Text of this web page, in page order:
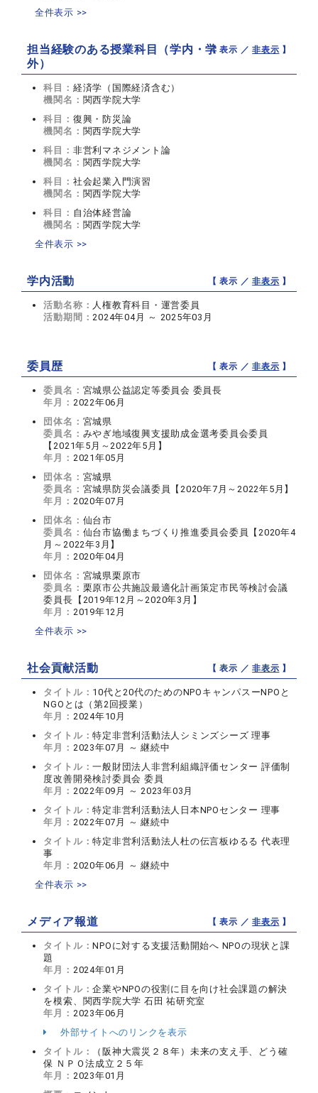
全件表示 >>
担当経験のある授業科目（学内・学
外）
【 表示 ／非表示 】
科目： 経済学（国際経済含む）
機関名： 関西学院大学
科目： 復興・防災論
機関名： 関西学院大学
科目： 非営利マネジメント論
機関名： 関西学院大学
科目： 社会起業入門演習
機関名： 関西学院大学
科目： 自治体経営論
機関名： 関西学院大学
全件表示 >>
学内活動 【 表示 ／非表示 】
活動名称： 人権教育科目・運営委員
活動期間：2024年04月 ～ 2025年03月
委員歴 【 表示 ／非表示 】
委員名： 宮城県公益認定等委員会 委員長
年月： 2022年06月
団体名： 宮城県
委員名： みやぎ地域復興支援助成金選考委員会委員
【2021年5月～2022年5月】
年月： 2021年05月
団体名： 宮城県
委員名： 宮城県防災会議委員【2020年7月～2022年5月】
年月： 2020年07月
団体名： 仙台市
委員名： 仙台市協働まちづくり推進委員会委員【2020年4
月～2022年3月】
年月： 2020年04月
団体名： 宮城県栗原市
委員名： 栗原市公共施設最適化計画策定市民等検討会議
委員長【2019年12月～2020年3月】
年月： 2019年12月
全件表示 >>
社会貢献活動 【 表示 ／非表示 】
タイトル： 10代と20代のためのNPOキャンパスーNPOと
NGOとは（第2回授業）
年月： 2024年10月
タイトル：特定非営利活動法人シミンズシーズ 理事
年月： 2023年07月 ～ 継続中
タイトル：一般財団法人非営利組織評価センター 評価制
度改善開発検討委員会 委員
年月： 2022年09月 ～ 2023年03月
タイトル：特定非営利活動法人日本NPOセンター 理事
年月： 2022年07月 ～ 継続中
タイトル：特定非営利活動法人杜の伝言板ゆるる 代表理
事
年月： 2020年06月 ～ 継続中
全件表示 >>
メディア報道 【 表示 ／非表示 】
タイトル：NPOに対する支援活動開始へ NPOの現状と課
題
年月： 2024年01月
タイトル：企業やNPOの役割に目を向け社会課題の解決
を模索、関西学院大学 石田 祐研究室
年月： 2023年06月
外部サイトへのリンクを表示
タイトル：
（阪神大震災２８年）未来の支え手、どう確
保 ＮＰＯ法成立２５年
年月： 2023年01月